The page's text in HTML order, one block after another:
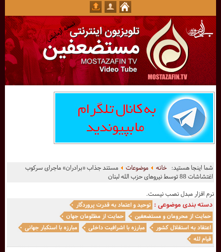
شما اینجا هستید:خانه موضوعات
مستند جذاب «برادران» ماجرای سرکوب
اغتشاشات 88 توسط نیروهای حزب الله لبنان
نرم افزار مبدل نصب نیست.
دسته بندی موضوعی : توحید و اعتماد به قدرت پروردگار
حمایت از محرومان و مستضعفین
حمایت از مظلومان جهان
اعتقاد به استقلال کشور
مبارزه با اشرافیت داخلی
مبارزه با استکبار جهانی
قیام لله